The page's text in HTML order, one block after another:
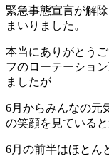
緊急事態宣言が解
まいりました。
本当にありがとう
フのローテーショ
ましたが
6月からみんなの元
の笑顔を見ている
6月の前半はほとん